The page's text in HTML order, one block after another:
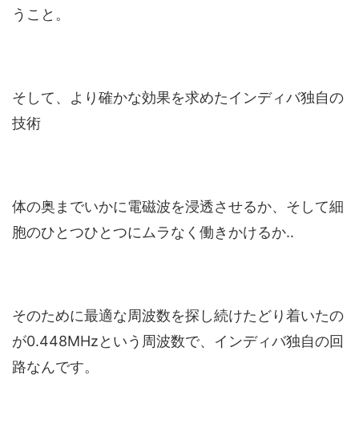
うこと。
そして、より確かな効果を求めたインディバ独自の
技術
体の奥までいかに電磁波を浸透させるか、そして細
胞のひとつひとつにムラなく働きかけるか‥
そのために最適な周波数を探し続けたどり着いたの
が0.448MHzという周波数で、インディバ独自の回
路なんです。